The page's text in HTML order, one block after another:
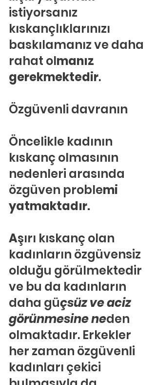
istiyorsanız
kıskançlıklarınızı
baskılamanız ve daha
rahat olmanız
gerekmektedir.
Özgüvenli davranın
Öncelikle kadının
kıskanç olmasının
nedenleri arasında
özgüven problemi
yatmaktadır.
Aşırı kıskanç olan
kadınların özgüvensiz
olduğu görülmektedir
ve bu da kadınların
daha güçsüz ve aciz
görünmesine neden
olmaktadır. Erkekler
her zaman özgüvenli
kadınları çekici